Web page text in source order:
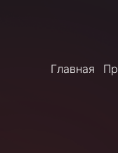
Главная